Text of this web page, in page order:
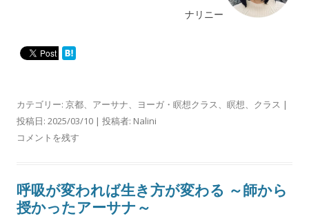
ナリニー
カテゴリー: 京都、 アーサナ、 ヨーガ・瞑想クラス、 瞑想、 クラス |
投稿日: 2025/03/10 | 投稿者: Nalini
コメントを残す
呼吸が変われば生き方が変わる ～師から
授かったアーサナ～